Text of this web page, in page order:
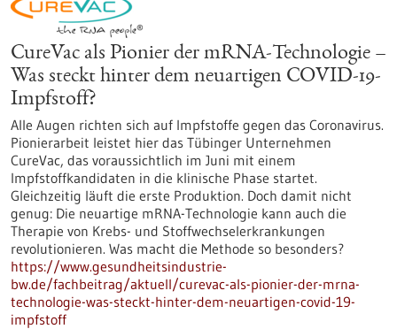
CureVac als Pionier der mRNA-Technologie –
Was steckt hinter dem neuartigen COVID-19-
Impfstoff?
Alle Augen richten sich auf Impfstoffe gegen das Coronavirus.
Pionierarbeit leistet hier das Tübinger Unternehmen
CureVac, das voraussichtlich im Juni mit einem
Impfstoffkandidaten in die klinische Phase startet.
Gleichzeitig läuft die erste Produktion. Doch damit nicht
genug: Die neuartige mRNA-Technologie kann auch die
Therapie von Krebs- und Stoffwechselerkrankungen
revolutionieren. Was macht die Methode so besonders?
https://www.gesundheitsindustrie-
bw.de/fachbeitrag/aktuell/curevac-als-pionier-der-mrna-
technologie-was-steckt-hinter-dem-neuartigen-covid-19-
impfstoff